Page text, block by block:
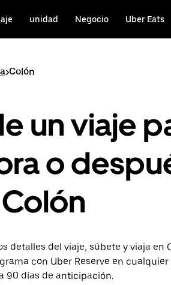
unidad Negocio Uber Eats
>Colón
un viaje
o
detalles del viaje, súbete y viaja en
con Uber Reserve en
90 días de anticipación.